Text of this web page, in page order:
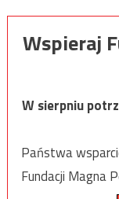
Wspieraj
W sierpniu
Państwa
Fundacji Magna